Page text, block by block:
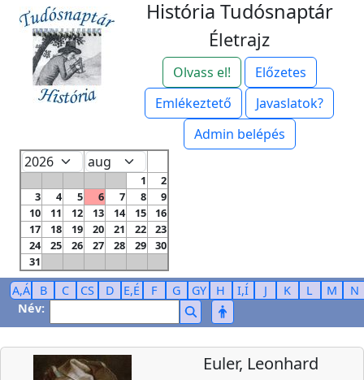
História Tudósnaptár
Életrajz
Olvass el!
Előzetes
Emlékeztető
Javaslatok?
Admin belépés
1
2
3
4 5 6 7 8
9
10
11 12 13 14 15
16
17
18 19 20 21 22
23
24
25 26 27 28 29
30
31
A,Á B C CS D E,É F G GY H I,Í J K L M
N
Név:
Euler, Leonhard